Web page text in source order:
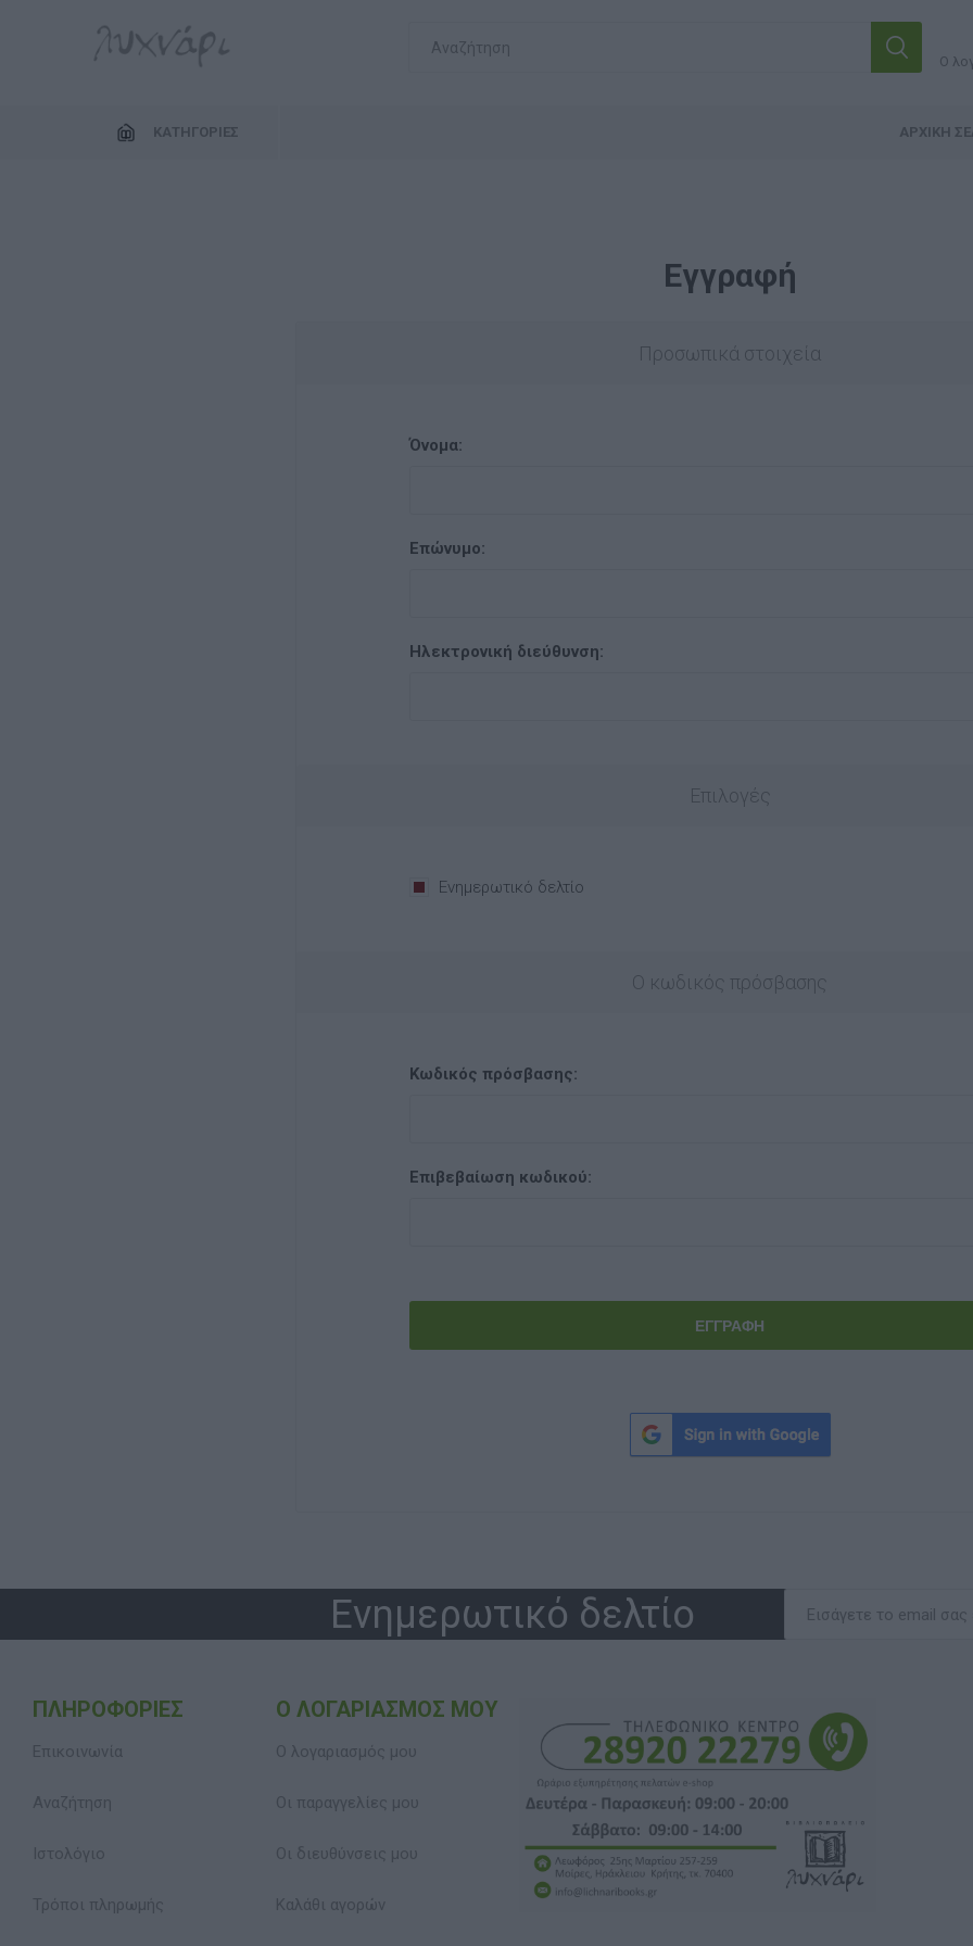
Ο
ΚΑΤΗΓΟΡΊΕΣ ΑΡΧΙΚΉ
Εγγραφή
Προσωπικά στοιχεία
Όνομα:
Επώνυμο:
Ηλεκτρονική διεύθυνση:
Επιλογές
Ενημερωτικό δελτίο
Ο κωδικός πρόσβασης
Κωδικός πρόσβασης:
Επιβεβαίωση κωδικού:
Ενημερωτικό δελτίο
ΠΛΗΡΟΦΟΡΊΕΣ
Επικοινωνία
Αναζήτηση
Ιστολόγιο
Τρόποι πληρωμής
Ο ΛΟΓΑΡΙΑΣΜΌΣ ΜΟΥ
Ο λογαριασμός μου
Οι παραγγελίες μου
Οι διευθύνσεις μου
Καλάθι αγορών